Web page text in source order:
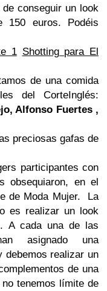
conseguir un look
150 euros. Podéis
1 Shotting para El
de una comida
del CorteInglés:
Alfonso Fuertes ,
preciosas gafas de
participantes con
obsequiaron, en el
de Moda Mujer. La
es realizar un look
A cada una de las
asignado una
debemos realizar un
de una
tenemos límite de